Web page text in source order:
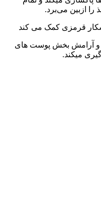
ازبین می‌برد.
قرمزی کمک می کند
و آرامش بخش پوست های
میکند.